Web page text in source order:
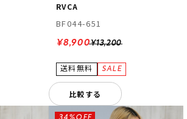
RVCA
BF044-651
¥13,200
¥8,900
比較する